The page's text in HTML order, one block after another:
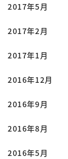
2017年5月
2017年2月
2017年1月
2016年12月
2016年9月
2016年8月
2016年5月